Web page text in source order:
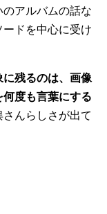
アルバムの話な
ドを中心に受け
残るのは、画像
度も言葉にする
んらしさが出て